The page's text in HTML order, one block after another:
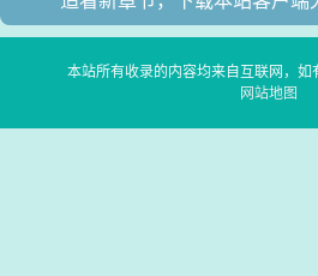
本站所有收录的内容均来自互联网，如
网站地图